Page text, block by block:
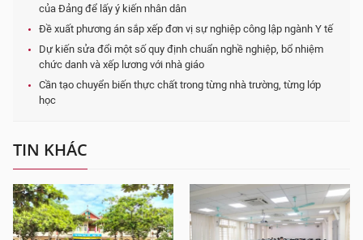
của Đảng để lấy ý kiến nhân dân
Đề xuất phương án sắp xếp đơn vị sự nghiệp công lập ngành Y tế
Dự kiến sửa đổi một số quy định chuẩn nghề nghiệp, bổ nhiệm
chức danh và xếp lương với nhà giáo
Cần tạo chuyển biến thực chất trong từng nhà trường, từng lớp
học
TIN KHÁC